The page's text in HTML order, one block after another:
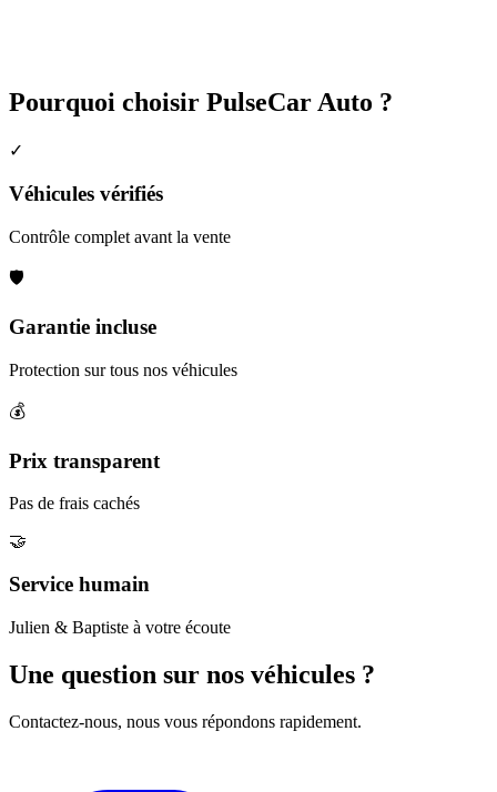
Pourquoi choisir PulseCar Auto ?
✓
Véhicules vérifiés
Contrôle complet avant la vente
🛡️
Garantie incluse
Protection sur tous nos véhicules
💰
Prix transparent
Pas de frais cachés
🤝
Service humain
Julien & Baptiste à votre écoute
Une question sur nos véhicules ?
Contactez-nous, nous vous répondons rapidement.